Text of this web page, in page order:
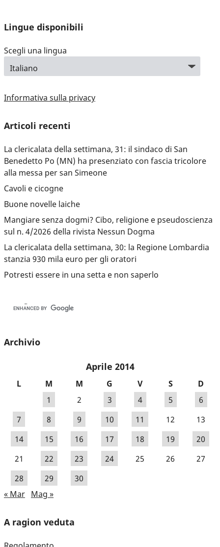
Lingue disponibili
Scegli una lingua
Informativa sulla privacy
Articoli recenti
La clericalata della settimana, 31: il sindaco di San
Benedetto Po (MN) ha presenziato con fascia tricolore
alla messa per san Simeone
Cavoli e cicogne
Buone novelle laiche
Mangiare senza dogmi? Cibo, religione e pseudoscienza
sul n. 4/2026 della rivista Nessun Dogma
La clericalata della settimana, 30: la Regione Lombardia
stanzia 930 mila euro per gli oratori
Potresti essere in una setta e non saperlo
Archivio
Aprile 2014
L M M G V S
D
1
2 3 4 5
6
7
8 9 10 11 12
13
14
15 16 17 18 19
20
21
22 23 24 25 26
27
28
29
30
« Mar Mag »
A ragion veduta